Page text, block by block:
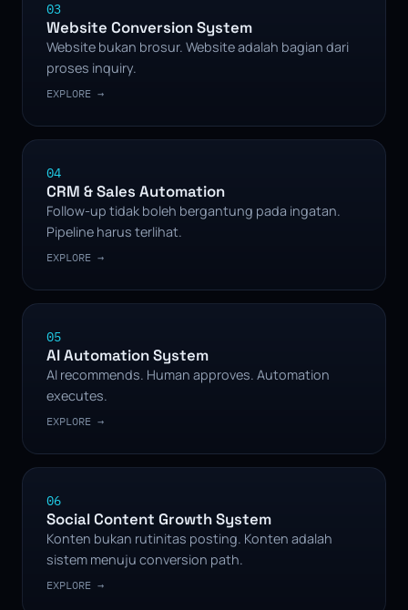
03
Website Conversion System
Website bukan brosur. Website adalah bagian dari
proses inquiry.
EXPLORE →
04
CRM & Sales Automation
Follow-up tidak boleh bergantung pada ingatan.
Pipeline harus terlihat.
EXPLORE →
05
AI Automation System
AI recommends. Human approves. Automation
executes.
EXPLORE →
06
Social Content Growth System
Konten bukan rutinitas posting. Konten adalah
sistem menuju conversion path.
EXPLORE →